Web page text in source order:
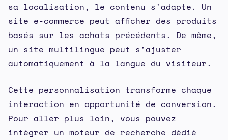
sa localisation, le contenu s'adapte. Un
site e-commerce peut afficher des produits
basés sur les achats précédents. De même,
un site multilingue peut s'ajuster
automatiquement à la langue du visiteur.
Cette personnalisation transforme chaque
interaction en opportunité de conversion.
Pour aller plus loin, vous pouvez
intégrer un moteur de recherche dédié